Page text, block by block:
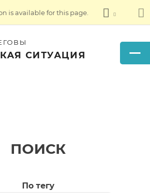
is available for this page.
СИТУАЦИЯ
ПОИСК
По тегу